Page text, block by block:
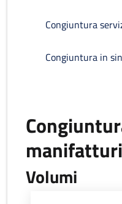
Congiuntura
Congiuntura in
Volumi